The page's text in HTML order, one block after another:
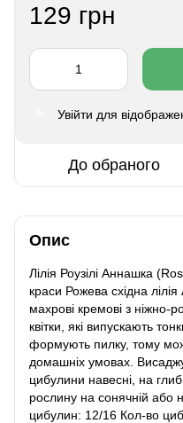
129 грн
Увійти для
До обраного
Опис
Лілія Роузілі Аннашка
краси Рожева східна
махрові кремові з ніжно-
квітки, які випускають
формують пилку, тому
домашніх умовах.
цибулини навесні, на
рослину на сонячній або
цибулин: 12/16 Кол-во